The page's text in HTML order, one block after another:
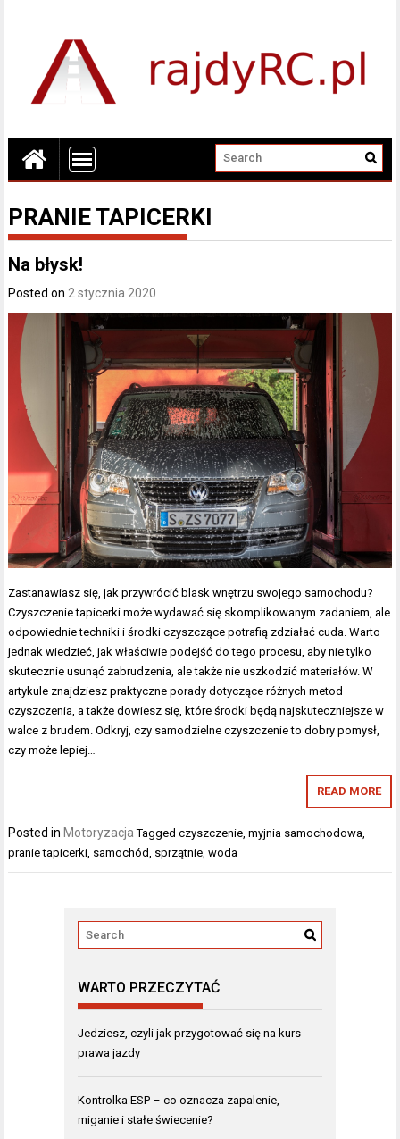
PRANIE TAPICERKI
Na błysk!
Posted on 2 stycznia 2020
Zastanawiasz się, jak przywrócić blask wnętrzu swojego samochodu?
Czyszczenie tapicerki może wydawać się skomplikowanym zadaniem, ale
odpowiednie techniki i środki czyszczące potrafią zdziałać cuda. Warto
jednak wiedzieć, jak właściwie podejść do tego procesu, aby nie tylko
skutecznie usunąć zabrudzenia, ale także nie uszkodzić materiałów. W
artykule znajdziesz praktyczne porady dotyczące różnych metod
czyszczenia, a także dowiesz się, które środki będą najskuteczniejsze w
walce z brudem. Odkryj, czy samodzielne czyszczenie to dobry pomysł,
czy może lepiej…
READ MORE
Posted in Motoryzacja Taggedczyszczenie ,myjnia samochodowa
pranie tapicerki samochód sprzątnie ,woda
WARTO PRZECZYTAĆ
Jedziesz, czyli jak przygotować się na kurs
prawa jazdy
Kontrolka ESP – co oznacza zapalenie,
miganie i stałe świecenie?